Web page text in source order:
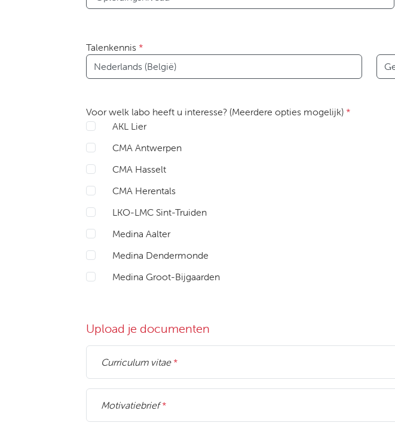
Talenkennis *
Taal
Taal
Voor welk labo heeft u interesse? (Meerdere opties mogelijk) *
AKL Lier
CMA Antwerpen
CMA Hasselt
CMA Herentals
LKO-LMC Sint-Truiden
Medina Aalter
Medina Dendermonde
Medina Groot-Bijgaarden
Upload je documenten
Curriculum vitae *
Motivatiebrief *